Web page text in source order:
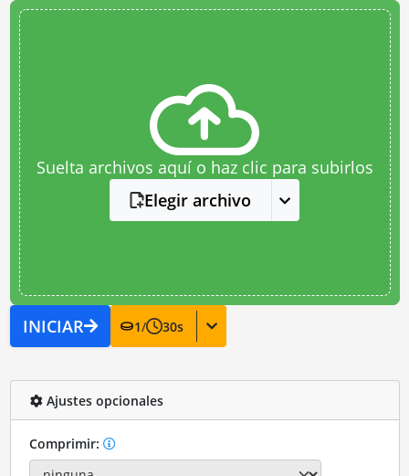
Suelta archivos aquí o haz clic para subirlos
Elegir archivo
INICIAR 1/ 30s
Ajustes opcionales
Comprimir: